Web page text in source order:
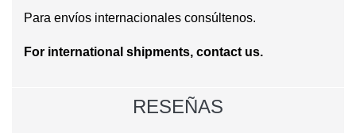
Para envíos internacionales consúltenos.
For international shipments, contact us.
RESEÑAS